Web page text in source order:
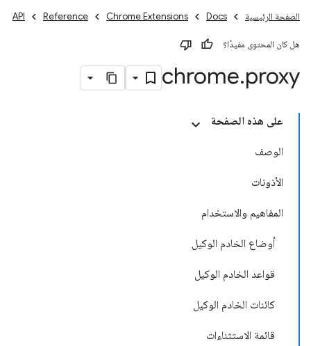
الصفحة الرئيسية Docs
Chrome Extensions
Reference
API
هل كان المحتوى مفيدًا؟
chrome.proxy
على هذه الصفحة
الوصف
الأذونات
المفاهيم والاستخدام
أوضاع الخادم الوكيل
قواعد الخادم الوكيل
كائنات الخادم الوكيل
قائمة الاستثناءات